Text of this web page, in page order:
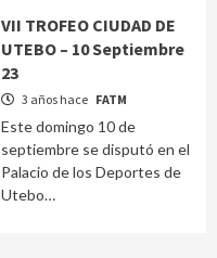
VII TROFEO CIUDAD DE
UTEBO – 10 Septiembre
23
3 años hace FATM
Este domingo 10 de
septiembre se disputó en el
Palacio de los Deportes de
Utebo